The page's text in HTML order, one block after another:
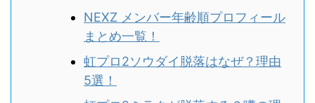
NEXZ メンバー年齢順プロフィール
まとめ一覧！
虹プロ2ソウダイ脱落はなぜ？理由
5選！